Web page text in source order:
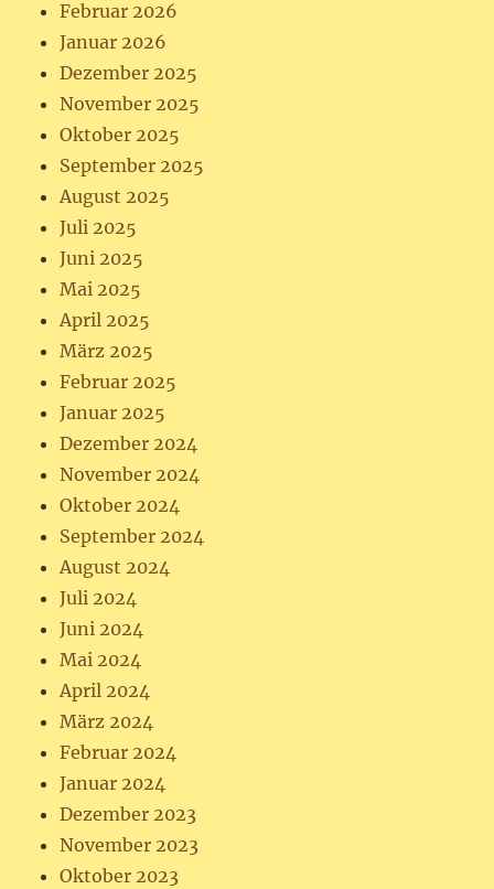
Februar 2026
Januar 2026
Dezember 2025
November 2025
Oktober 2025
September 2025
August 2025
Juli 2025
Juni 2025
Mai 2025
April 2025
März 2025
Februar 2025
Januar 2025
Dezember 2024
November 2024
Oktober 2024
September 2024
August 2024
Juli 2024
Juni 2024
Mai 2024
April 2024
März 2024
Februar 2024
Januar 2024
Dezember 2023
November 2023
Oktober 2023